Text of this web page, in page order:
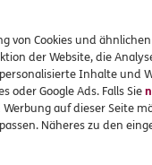
06 02 22,
es um
Telefon: 0800 /
geht (außer
von Cookies und
der Website, die
Inhalte und
oder Google Ads. Falls Sie
auf dieser Seite
Näheres zu den